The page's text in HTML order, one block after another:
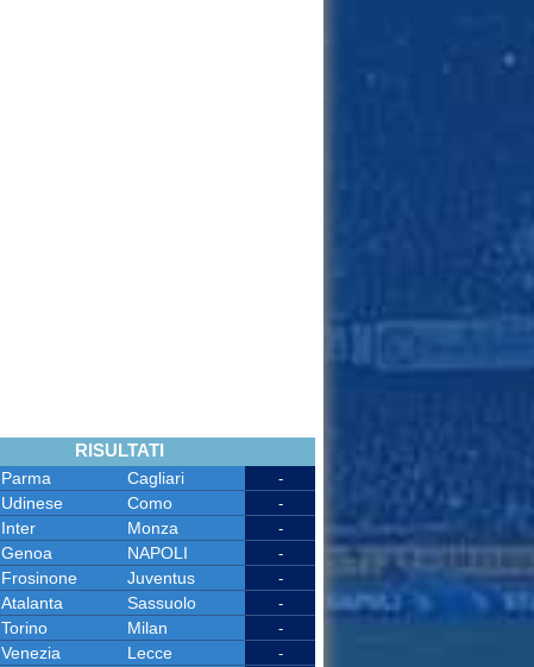
RISULTATI
Parma Cagliari
-
Udinese Como
-
Inter Monza
-
Genoa NAPOLI
-
Frosinone Juventus
-
Atalanta Sassuolo
-
Torino Milan
-
Venezia Lecce
-